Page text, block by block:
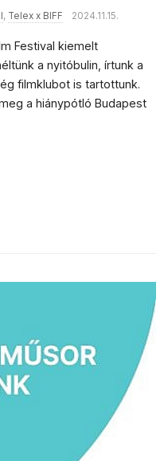
, Telex x BIFF 2024.11.15.
Festival kiemelt
a nyitóbulin, írtunk a
filmklubot is tartottunk.
a hiánypótló Budapest